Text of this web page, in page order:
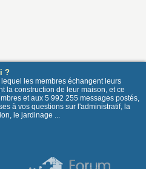
?
les membres échangent leurs
la construction de leur maison, et ce
et aux 5 992 255 messages postés,
à vos questions sur l'administratif, la
le jardinage ...